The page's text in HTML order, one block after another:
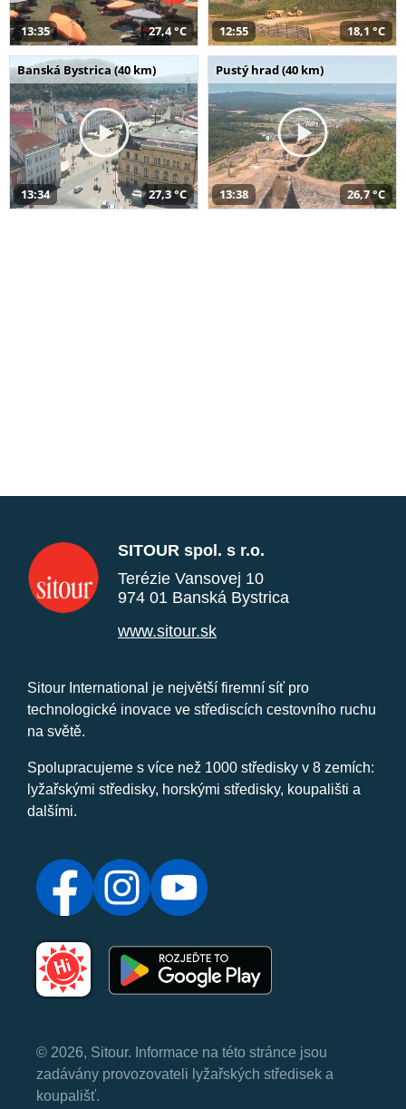
13:35 27,4 °C 12:55 18,1 °C
Banská Bystrica (40 km)
13:34 27,3 °C
Pustý hrad (40 km)
13:38 26,7 °C
SITOUR spol. s r.o.
Terézie Vansovej 10
974 01 Banská Bystrica
www.sitour.sk
Sitour International je největší firemní síť pro
technologické inovace ve střediscích cestovního ruchu
na světě.
Spolupracujeme s více než 1000 středisky v 8 zemích:
lyžařskými středisky, horskými středisky, koupališti a
dalšími.
© 2026, Sitour. Informace na této stránce jsou
zadávány provozovateli lyžařských středisek a
koupališť.